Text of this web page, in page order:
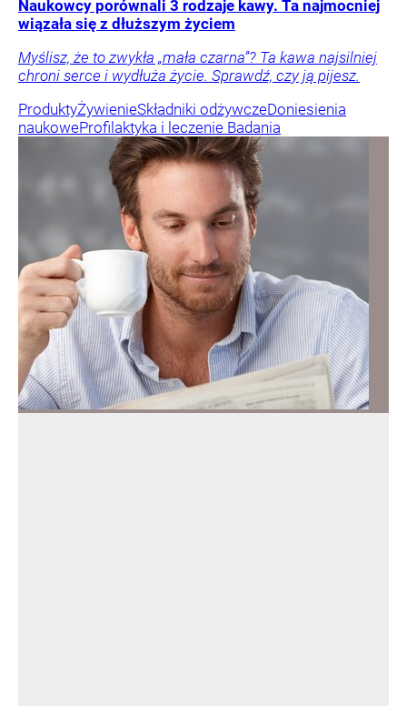
Naukowcy porównali 3 rodzaje kawy. Ta najmocniej
wiązała się z dłuższym życiem
Myślisz, że to zwykła „mała czarna”? Ta kawa najsilniej
chroni serce i wydłuża życie. Sprawdź, czy ją pijesz.
ProduktyŻywienieSkładniki odżywczeDoniesienia
naukoweProfilaktyka i leczenie Badania